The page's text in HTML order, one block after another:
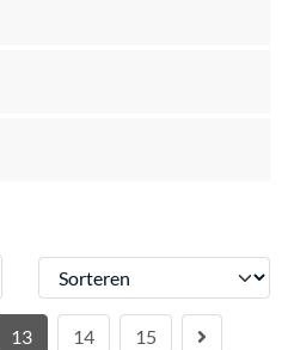
Sorteren
13 14 15